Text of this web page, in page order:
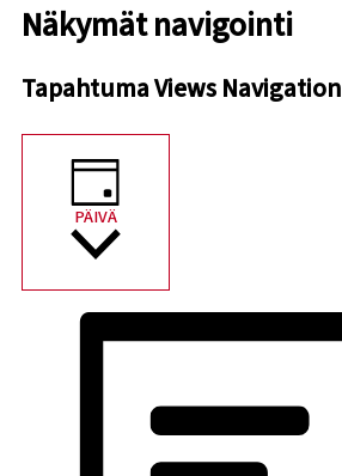
Näkymät navigointi
Tapahtuma Views Navigation
PÄIVÄ